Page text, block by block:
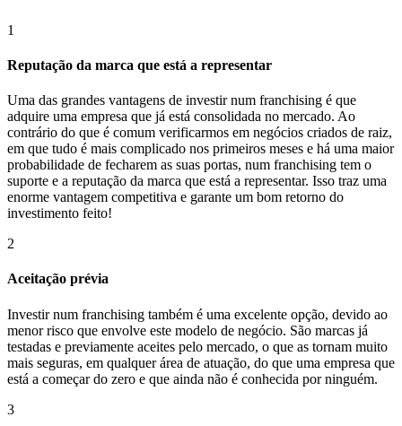
1
Reputação da marca que está a representar
Uma das grandes vantagens de investir num franchising é que
adquire uma empresa que já está consolidada no mercado. Ao
contrário do que é comum verificarmos em negócios criados de raiz,
em que tudo é mais complicado nos primeiros meses e há uma maior
probabilidade de fecharem as suas portas, num franchising tem o
suporte e a reputação da marca que está a representar. Isso traz uma
enorme vantagem competitiva e garante um bom retorno do
investimento feito!
2
Aceitação prévia
Investir num franchising também é uma excelente opção, devido ao
menor risco que envolve este modelo de negócio. São marcas já
testadas e previamente aceites pelo mercado, o que as tornam muito
mais seguras, em qualquer área de atuação, do que uma empresa que
está a começar do zero e que ainda não é conhecida por ninguém.
3